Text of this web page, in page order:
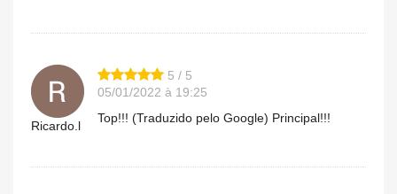
Ricardo.l
5 / 5
05/01/2022 à 19:25
Top!!! (Traduzido pelo Google) Principal!!!